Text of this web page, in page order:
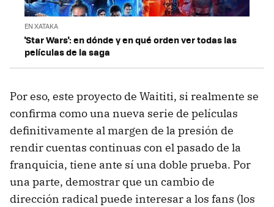
EN XATAKA
'Star Wars': en dónde y en qué orden ver todas las
películas de la saga
Por eso, este proyecto de Waititi, si realmente se
confirma como una nueva serie de películas
definitivamente al margen de la presión de
rendir cuentas continuas con el pasado de la
franquicia, tiene ante sí una doble prueba. Por
una parte, demostrar que un cambio de
dirección radical puede interesar a los fans (los